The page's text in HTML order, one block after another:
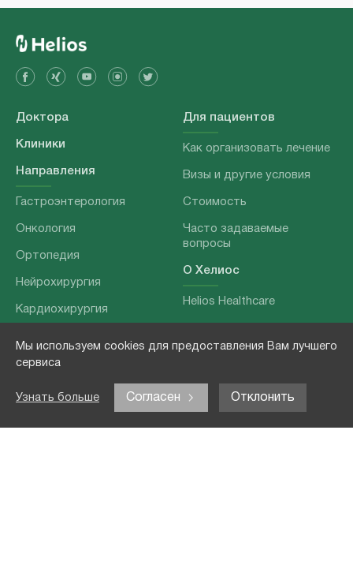
Мы используем cookies для предоставления Вам лучшего
сервиса
Узнать больше Согласен Отклонить
Доктора
Клиники
Направления
Гастроэнтерология
Онкология
Ортопедия
Нейрохирургия
Кардиохирургия
Хирургия позвоночника
Отоларингология
Для пациентов
Как организовать лечение
Визы и другие условия
Стоимость
Часто задаваемые
вопросы
О Хелиос
Helios Healthcare
О нашей команде
Выходные данные